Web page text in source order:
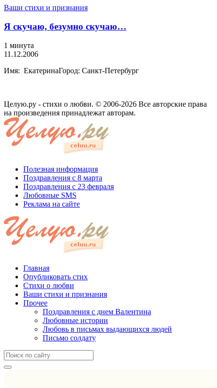
Ваши стихи и признания
Я скучаю, безумно скучаю…
1 минута
11.12.2006
Имя: ЕкатеринаГород: Санкт-Петербург
Целую.ру - стихи о любви. © 2006-2026 Все авторские права
на произведения принадлежат авторам.
Полезная информация
Поздравления с 8 марта
Поздравления с 23 февраля
Любовные SMS
Реклама на сайте
Главная
Опубликовать стих
Стихи о любви
Ваши стихи и признания
Прочее
Поздравления с днем Валентина
Любовные истории
Любовь в письмах выдающихся людей
Письмо солдату